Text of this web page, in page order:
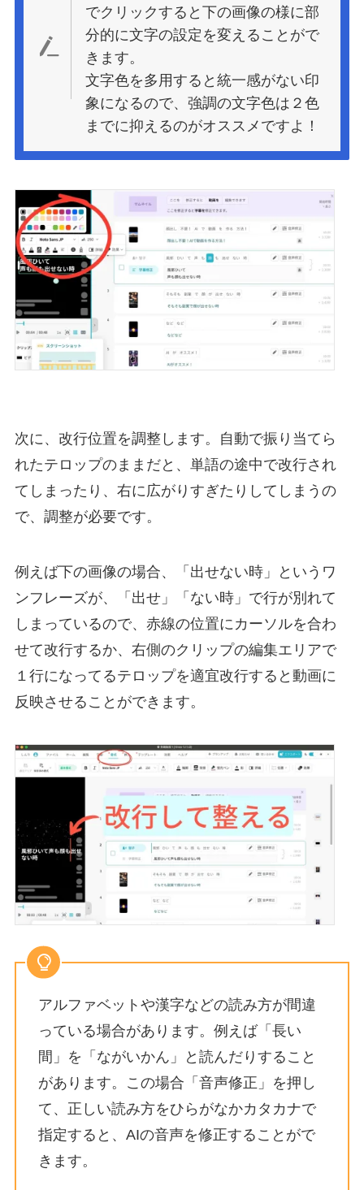
でクリックすると下の画像の様に部
分的に文字の設定を変えることがで
きます。
文字色を多用すると統一感がない印
象になるので、強調の文字色は２色
までに抑えるのがオススメですよ！
次に、改行位置を調整します。自動で振り当てら
れたテロップのままだと、単語の途中で改行され
てしまったり、右に広がりすぎたりしてしまうの
で、調整が必要です。
例えば下の画像の場合、「出せない時」というワ
ンフレーズが、「出せ」「ない時」で行が別れて
しまっているので、赤線の位置にカーソルを合わ
せて改行するか、右側のクリップの編集エリアで
１行になってるテロップを適宜改行すると動画に
反映させることができます。
アルファベットや漢字などの読み方が間違
っている場合があります。例えば「長い
間」を「ながいかん」と読んだりすること
があります。この場合「音声修正」を押し
て、正しい読み方をひらがなかカタカナで
指定すると、AIの音声を修正することがで
きます。